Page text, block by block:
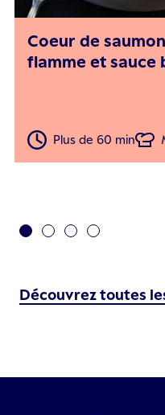
Coeur de
flamme et sauce
Plus de 60 min
Découvrez toutes